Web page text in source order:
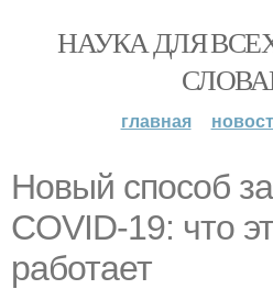
НАУКА ДЛЯ
главная
Новый способ
COVID-19: что
работает